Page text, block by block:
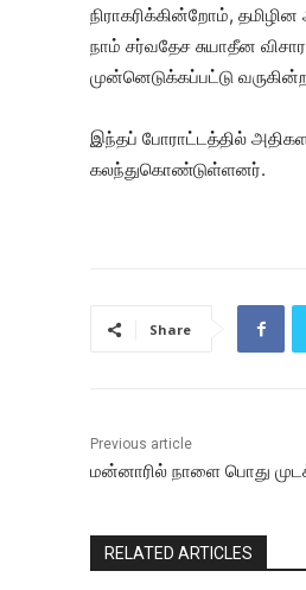
நிராகரிக்கின்றோம்,
நாம் சர்வதேச சுயாதீன
முன்னெடுக்கப்பட்டு
இந்தப் போராட்டத்தில்
கலந்துகொண்டுள்ளனர்.
Share
Previous article
மன்னாரில் நாளை பொது
RELATED ARTICLES